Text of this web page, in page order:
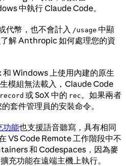
中執行 Claude Code。
代幣，也不會計入 /usage 中顯
了解 Anthropic 如何處理您的資
Windows 上使用內建的原生
模組無法載入，Claude Code
或 SoX 中的 rec 。如果兩者
套件管理員的安裝命令。
功能也支援語音聽寫，具有相同
VS Code Remote 工作階段中不
和 Codespaces，因為麥
充功能在遠端主機上執行。